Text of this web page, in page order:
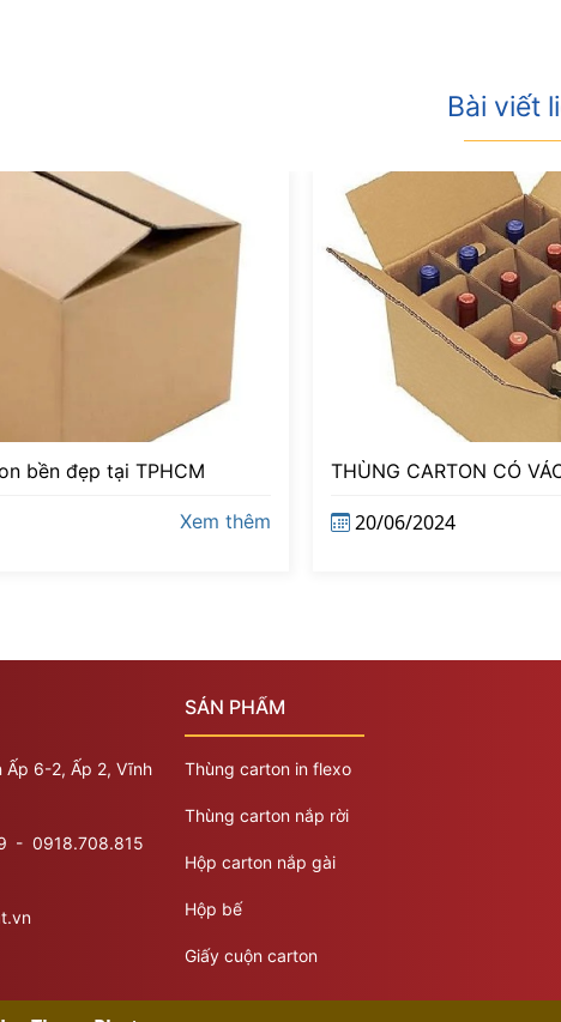
Bài viết
bền đẹp tại TPHCM
Xem thêm
THÙNG CARTON CÓ
20/06/2024
Ấp 6-2, Ấp 2, Vĩnh
​​​- 0918.708.815
SẢN PHẨM
Thùng carton in flexo
Thùng carton nắp rời
Hộp carton nắp gài
Hộp bế
Giấy cuộn carton